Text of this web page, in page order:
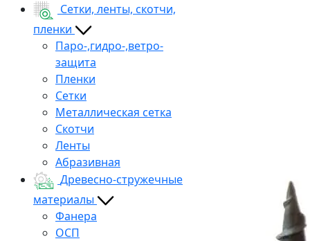
Сетки, ленты, скотчи,
пленки
Паро-,гидро-,ветро-
защита
Пленки
Сетки
Металлическая сетка
Скотчи
Ленты
Абразивная
Древесно-стружечные
материалы
Фанера
ОСП